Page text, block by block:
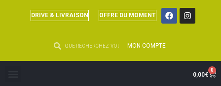
DRIVE & LIVRAISON OFFRE DU MOMENT
MON COMPTE
0,00€
0